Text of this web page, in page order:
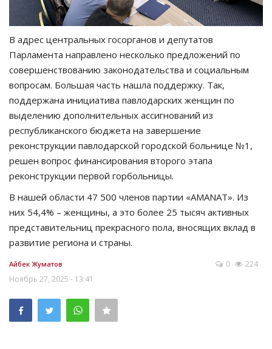
В адрес центральных госорганов и депутатов
Парламента направлено несколько предложений по
совершенствованию законодательства и социальным
вопросам. Большая часть нашла поддержку. Так,
поддержана инициатива павлодарских женщин по
выделению дополнительных ассигнований из
республиканского бюджета на завершение
реконструкции павлодарской городской больнице №1,
решен вопрос финансирования второго этапа
реконструкции первой горбольницы.
В нашей области 47 500 членов партии «AMANAT». Из
них 54,4% – женщины, а это более 25 тысяч активных
представительниц прекрасного пола, вносящих вклад в
развитие региона и страны.
Айбек Жуматов
Ноябрь 27, 2025 - 13:41
0 224